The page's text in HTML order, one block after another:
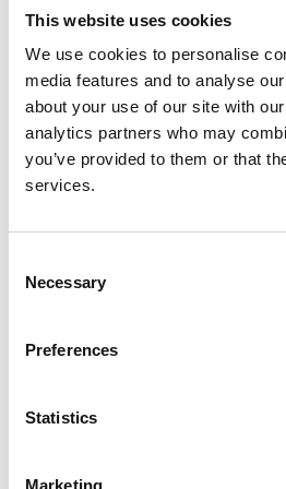
This website uses cookies
We use cookies to personalise
media features and to analyse
about your use of our site with
analytics partners who may
you’ve provided to them or that
services.
Selection
Necessary
Preferences
Statistics
Marketing
Docenten
Anna Julia Janssen
Opleider, NSPOH
Janssen is werkzaam als opleider bij
en Incompany. Anna Julia is in haar
projectmanagement,
modulecoördinator, en heeft een
Spoor is werkzaam als docent
Evelyn heeft een achtergrond in